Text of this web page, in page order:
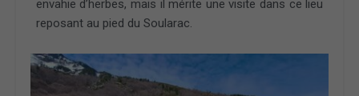
envahie d’herbes, mais il mérite une visite dans ce lieu
reposant au pied du Soularac.